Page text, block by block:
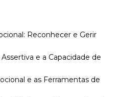
Reconhecer e Gerir
e a Capacidade de
e as Ferramentas de